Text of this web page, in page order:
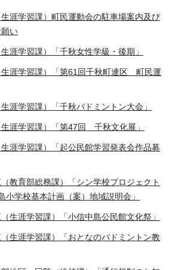
涯学習課）町民運動会の駐車場案内及び
い
涯学習課）「千秋女性学級・後期」
生涯学習課）「第61回千秋町連区 町民運
涯学習課）「千秋バドミントン大会」
涯学習課）「第47回 千秋文化展」
涯学習課）「起公民館学習発表会作品募
教育部総務課）「シン学校プロジェクト
小学校基本計画（案）地域説明会」
生涯学習課）「小信中島公民館文化祭」
生涯学習課）「おとなのバドミントン教